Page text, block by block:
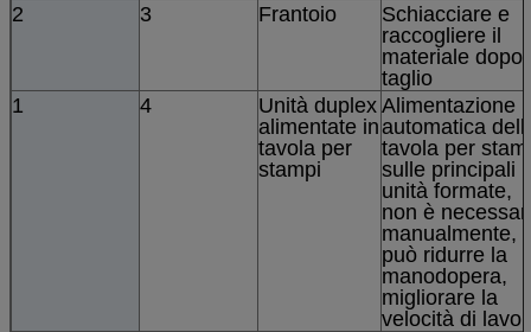
2
3 Frantoio
Schiacciare e
raccogliere il
materiale dopo
taglio
1
4
Unità duplex
alimentate in
tavola per
stampi
Alimentazione
automatica
tavola per
sulle principali
unità formate,
non è
manualmente,
può ridurre la
manodopera,
migliorare la
velocità di